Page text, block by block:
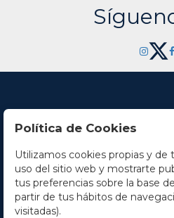
bibliografías, el referenciado en
incompleto, pues no consta la
sólo indica 10 h. Este pliego
Bazán, Marqués de Santa Cruz,
que partieron de Lisboa para
Contacto
Horario
La empresa
Política de Cookies
Utilizamos cookies propias y de
uso del sitio web y mostrarte
tus preferencias sobre la base
partir de tus hábitos de
visitadas).